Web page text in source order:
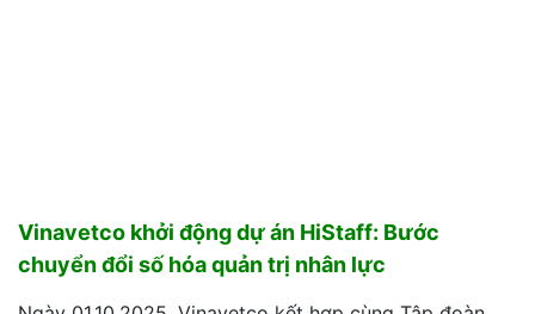
Vinavetco khởi động dự án HiStaff: Bước
chuyển đổi số hóa quản trị nhân lực